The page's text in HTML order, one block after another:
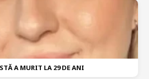
A MURIT LA 29 DE ANI